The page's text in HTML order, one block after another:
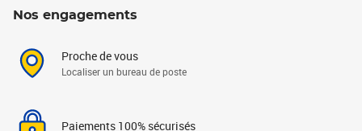
Nos engagements
Proche de vous
Localiser un bureau de poste
Paiements 100% sécurisés